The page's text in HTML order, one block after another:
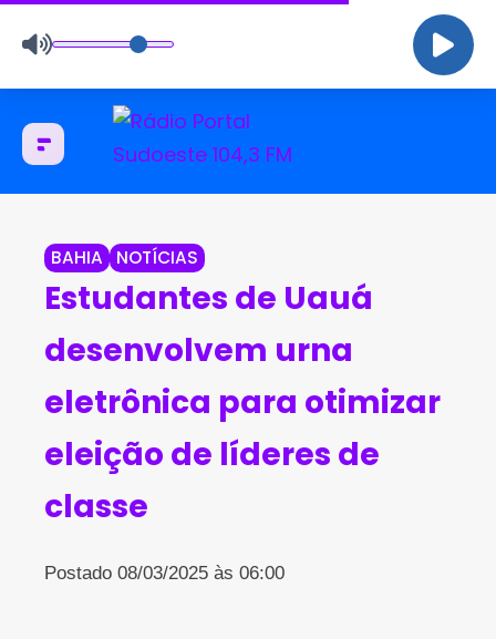
BAHIA NOTÍCIAS
Estudantes de Uauá
desenvolvem urna
eletrônica para otimizar
eleição de líderes de
classe
Postado 08/03/2025 às 06:00